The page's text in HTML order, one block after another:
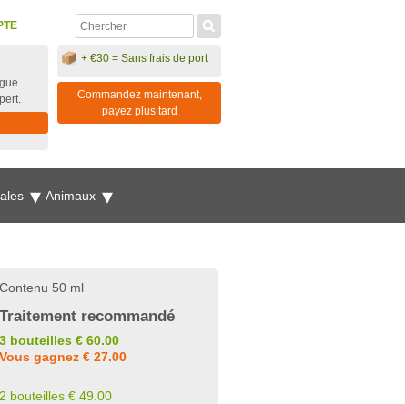
+ €30 = Sans frais de port
Commandez maintenant,
payez plus tard
Animaux
Contenu 50 ml
Traitement recommandé
3 bouteilles € 60.00
Vous gagnez € 27.00
2 bouteilles € 49.00